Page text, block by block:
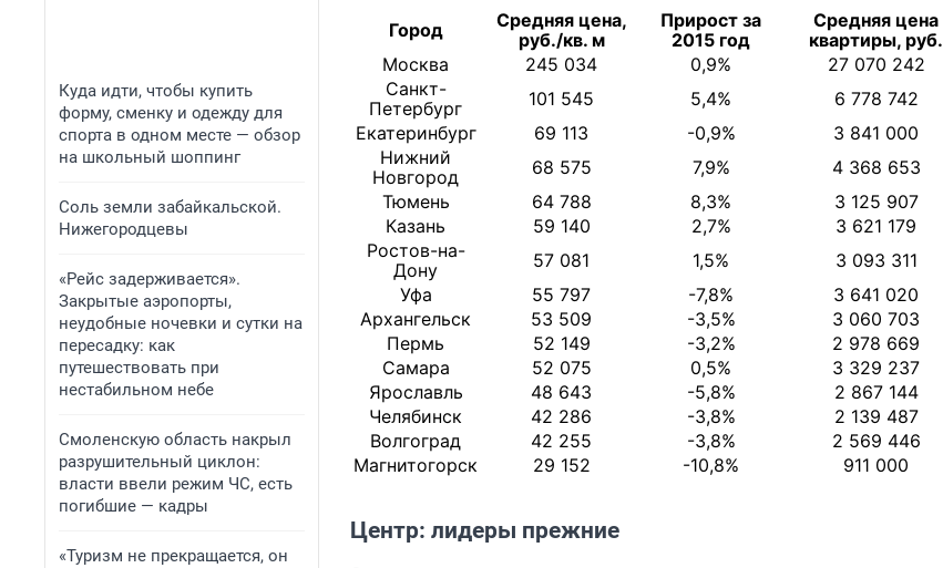
Куда идти, чтобы купить
форму, сменку и одежду для
спорта в одном месте — обзор
на школьный шоппинг
Соль земли забайкальской.
Нижегородцевы
«Рейс задерживается».
Закрытые аэропорты,
неудобные ночевки и сутки на
пересадку: как
путешествовать при
нестабильном небе
Смоленскую область накрыл
разрушительный циклон:
власти ввели режим ЧС, есть
погибшие — кадры
«Туризм не прекращается, он
Город
Средняя цена,
руб./кв. м
Прирост за
2015 год
Средняя цена
квартиры, руб.
Москва
245 034 0,9% 27 070 242
Санкт-
Петербург
101 545 5,4% 6 778 742
Екатеринбург
69 113 -0,9% 3 841 000
Нижний
Новгород
68 575 7,9% 4 368 653
Тюмень
64 788 8,3% 3 125 907
Казань
59 140 2,7% 3 621 179
Ростов-на-
Дону
57 081 1,5% 3 093 311
Уфа
55 797 -7,8% 3 641 020
Архангельск
53 509 -3,5% 3 060 703
Пермь
52 149 -3,2% 2 978 669
Самара
52 075 0,5% 3 329 237
Ярославль
48 643 -5,8% 2 867 144
Челябинск
42 286 -3,8% 2 139 487
Волгоград
42 255 -3,8% 2 569 446
Магнитогорск
29 152 -10,8% 911 000
Центр: лидеры прежние